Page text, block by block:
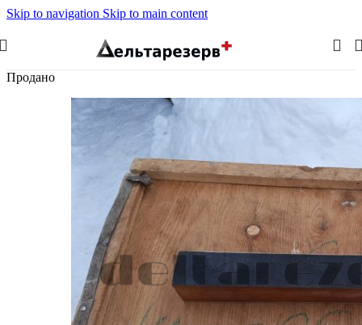
Skip to navigation Skip to main content
Продано